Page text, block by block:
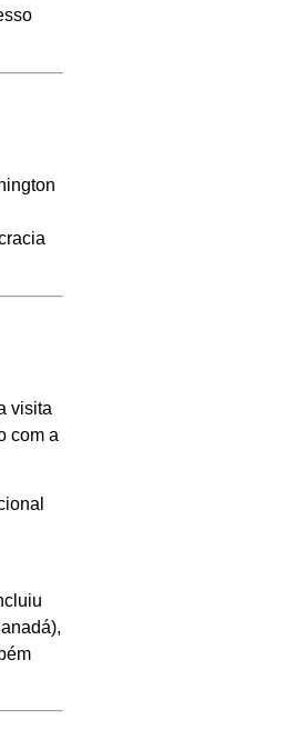
visita
com a